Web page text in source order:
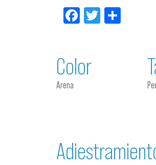
Facebook
Twitter
Color
Arena